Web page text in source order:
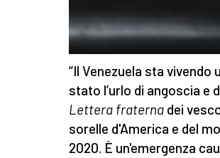
“Il Venezuela sta vivendo
stato l’urlo di angoscia e
Lettera fraterna dei
sorelle d'America e del
2020. È un'emergenza